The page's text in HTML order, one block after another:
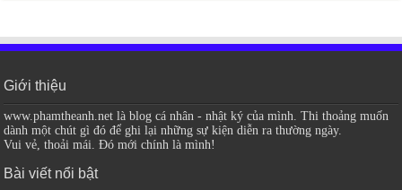
Giới thiệu
www.phamtheanh.net là blog cá nhân - nhật ký của mình. Thi thoảng muốn
dành một chút gì đó để ghi lại những sự kiện diễn ra thường ngày.
Vui vẻ, thoải mái. Đó mới chính là mình!
Bài viết nổi bật